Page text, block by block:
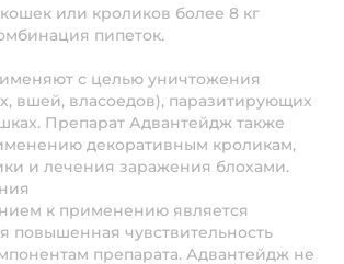
или кроликов более 8 кг
пипеток.
с целью уничтожения
вшей, власоедов), паразитирующих
Препарат Адвантейдж также
декоративным кроликам,
и лечения заражения блохами.
к применению является
повышенная чувствительность
препарата. Адвантейдж не